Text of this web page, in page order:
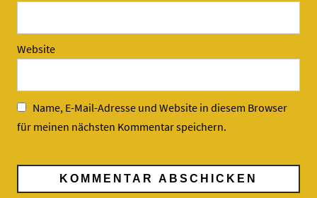
Website
Name, E-Mail-Adresse und Website in diesem Browser
für meinen nächsten Kommentar speichern.